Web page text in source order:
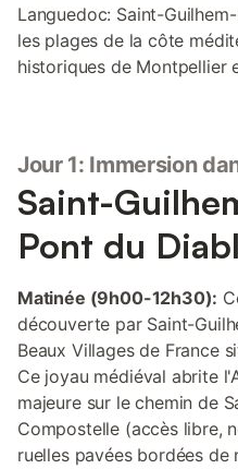
Languedoc: Saint-
les plages de la côte
historiques de Montpellier
Jour 1: Immersion
Saint-
Pont du
Matinée (9h00-12h30):
découverte par Saint-
Beaux Villages de France
Ce joyau médiéval abrite
majeure sur le chemin de
Compostelle (accès libre,
ruelles pavées bordées